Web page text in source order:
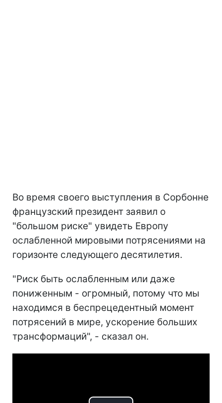
Во время своего выступления в Сорбонне
французский президент заявил о
"большом риске" увидеть Европу
ослабленной мировыми потрясениями на
горизонте следующего десятилетия.
"Риск быть ослабленным или даже
пониженным - огромный, потому что мы
находимся в беспрецедентный момент
потрясений в мире, ускорение больших
трансформаций", - сказал он.